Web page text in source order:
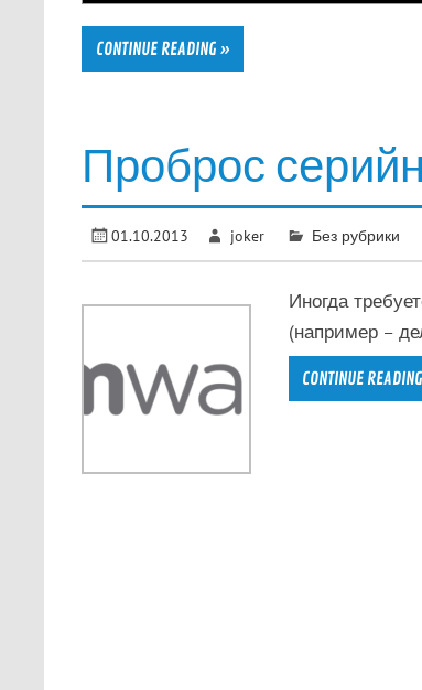
CONTINUE READING »
Проброс
01.10.2013 joker Без рубрики
Иногда
(например –
CONTINUE